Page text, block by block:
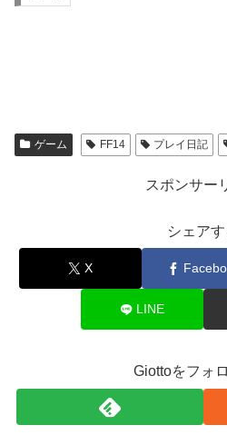
ゲーム FF14 プレイ日記
スポンサー
シェアす
X
LINE
Giottoをフォ